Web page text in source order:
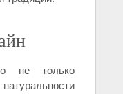
не только